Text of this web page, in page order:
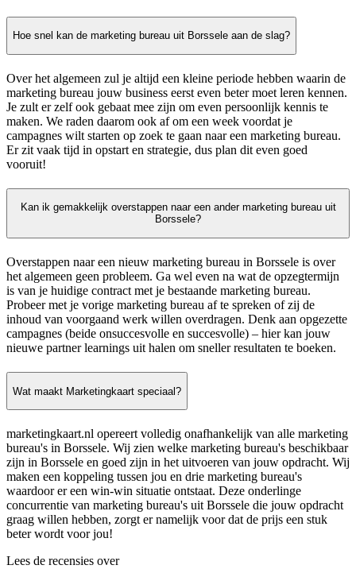
Hoe snel kan de marketing bureau uit Borssele aan de slag?
Over het algemeen zul je altijd een kleine periode hebben waarin de
marketing bureau jouw business eerst even beter moet leren kennen.
Je zult er zelf ook gebaat mee zijn om even persoonlijk kennis te
maken. We raden daarom ook af om een week voordat je
campagnes wilt starten op zoek te gaan naar een marketing bureau.
Er zit vaak tijd in opstart en strategie, dus plan dit even goed
vooruit!
Kan ik gemakkelijk overstappen naar een ander marketing bureau uit
Borssele?
Overstappen naar een nieuw marketing bureau in Borssele is over
het algemeen geen probleem. Ga wel even na wat de opzegtermijn
is van je huidige contract met je bestaande marketing bureau.
Probeer met je vorige marketing bureau af te spreken of zij de
inhoud van voorgaand werk willen overdragen. Denk aan opgezette
campagnes (beide onsuccesvolle en succesvolle) – hier kan jouw
nieuwe partner learnings uit halen om sneller resultaten te boeken.
Wat maakt Marketingkaart speciaal?
marketingkaart.nl opereert volledig onafhankelijk van alle marketing
bureau's in Borssele. Wij zien welke marketing bureau's beschikbaar
zijn in Borssele en goed zijn in het uitvoeren van jouw opdracht. Wij
maken een koppeling tussen jou en drie marketing bureau's
waardoor er een win-win situatie ontstaat. Deze onderlinge
concurrentie van marketing bureau's uit Borssele die jouw opdracht
graag willen hebben, zorgt er namelijk voor dat de prijs een stuk
beter wordt voor jou!
Lees de recensies over